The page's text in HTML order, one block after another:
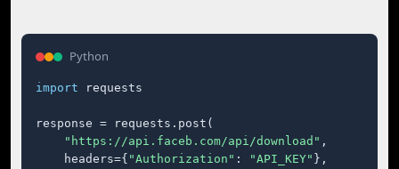
Python
import requests
response = requests.post(
"https://api.faceb.com/api/download" ,
    headers={
"Authorization" : "API_KEY" },